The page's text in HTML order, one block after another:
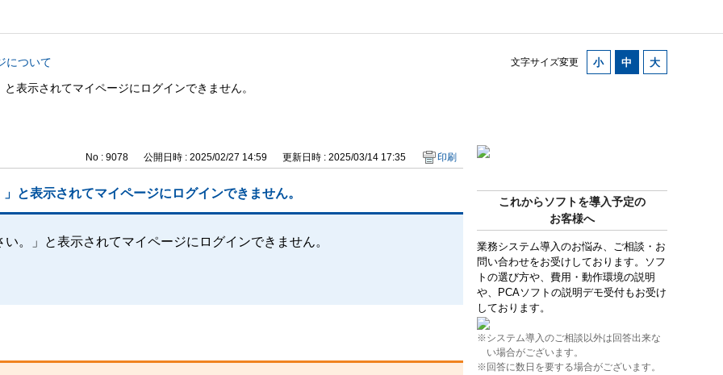
文字サイズ変更
について
表示されてマイページにログインできません。
これからソフトを導入予定の
お客様へ
業務システム導入のお悩み、ご相談・お
問い合わせをお受けしております。ソフ
トの選び方や、費用・動作環境の説明
や、PCAソフトの説明デモ受付もお受け
しております。
※システム導入のご相談以外は回答出来な
い場合がございます。
※回答に数日を要する場合がございます。
No : 9078 公開日時 : 2025/02/27 14:59 更新日時 : 2025/03/14 17:35 印刷
と表示されてマイページにログインできません。
。」と表示されてマイページにログインできません。